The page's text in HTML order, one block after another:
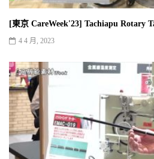
[東京 CareWeek'23] Tachiapu Rotary
4 4 月, 2023